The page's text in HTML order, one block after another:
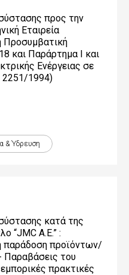
προς την
Εταιρεία
Προσυμβατική
και Παράρτημα Ι και
Ενέργειας σε
2251/1994)
& Ύδρευση
κατά της
“JMC Α.Ε.” :
παράδοση προϊόντων/
Παραβάσεις του
πρακτικές